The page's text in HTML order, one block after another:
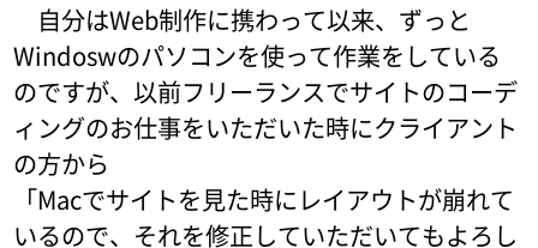
自分はWeb制作に携わって以来、ずっと
Windoswのパソコンを使って作業をしている
のですが、以前フリーランスでサイトのコーデ
ィングのお仕事をいただいた時にクライアント
の方から
「Macでサイトを見た時にレイアウトが崩れて
いるので、それを修正していただいてもよろし